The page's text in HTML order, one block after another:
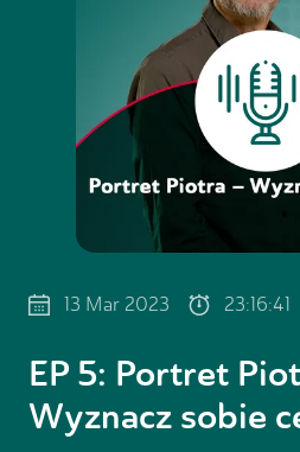
13 Mar 2023 23:16:41
EP5: Portret
Wyznacz sobie